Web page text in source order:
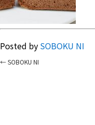
Posted by SOBOKU NI
←SOBOKU NI